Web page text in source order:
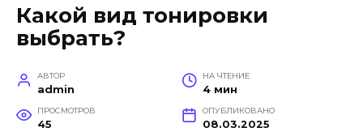
Какой вид тонировки
выбрать?
АВТОР
admin
НА ЧТЕНИЕ
4 мин
ПРОСМОТРОВ
45
ОПУБЛИКОВАНО
08.03.2025